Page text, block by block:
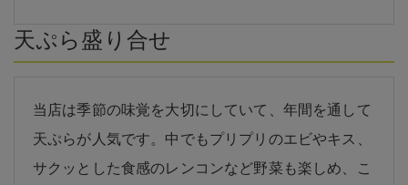
天ぷら盛り合せ
当店は季節の味覚を大切にしていて、年間を通して
天ぷらが人気です。中でもプリプリのエビやキス、
サクッとした食感のレンコンなど野菜も楽しめ、こ